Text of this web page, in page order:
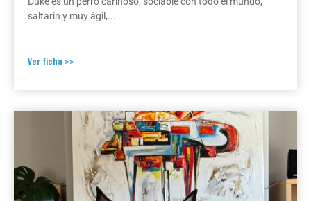
saltarín y muy ágil,...
Ver ficha >>